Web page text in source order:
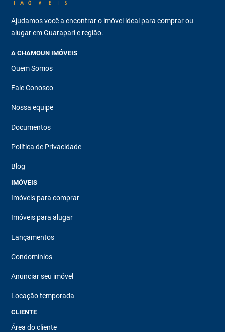
Ajudamos você a encontrar o imóvel ideal para comprar ou
alugar em Guarapari e região.
A CHAMOUN IMÓVEIS
Quem Somos
Fale Conosco
Nossa equipe
Documentos
Política de Privacidade
Blog
IMÓVEIS
Imóveis para comprar
Imóveis para alugar
Lançamentos
Condomínios
Anunciar seu imóvel
Locação temporada
CLIENTE
Área do cliente